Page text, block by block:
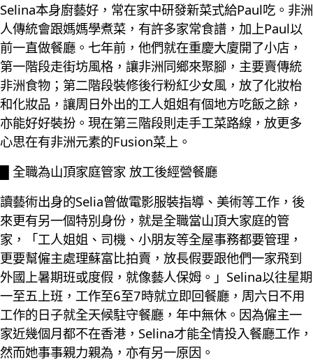
Selina本身廚藝好，常在家中研發新菜式給Paul吃。非洲
人傳統會跟媽媽學煮菜，有許多家常食譜，加上Paul以
前一直做餐廳。七年前，他們就在重慶大廈開了小店，
第一階段走街坊風格，讓非洲同鄉來聚腳，主要賣傳統
非洲食物；第二階段裝修後行粉紅少女風，放了化妝枱
和化妝品，讓周日外出的工人姐姐有個地方吃飯之餘，
亦能好好裝扮。現在第三階段則走手工菜路線，放更多
心思在有非洲元素的Fusion菜上。
█ 全職為山頂家庭管家 放工後經營餐廳
讀藝術出身的Selia曾做電影服裝指導、美術等工作，後
來更有另一個特別身份，就是全職當山頂大家庭的管
家，「工人姐姐、司機、小朋友等全屋事務都要管理，
更要幫僱主處理蘇富比拍賣，放長假要跟他們一家飛到
外國上暑期班或度假，就像藝人保姆。」Selina以往星期
一至五上班，工作至6至7時就立即回餐廳，周六日不用
工作的日子就全天候駐守餐廳，年中無休。因為僱主一
家近幾個月都不在香港，Selina才能全情投入餐廳工作，
然而她事事親力親為，亦有另一原因。